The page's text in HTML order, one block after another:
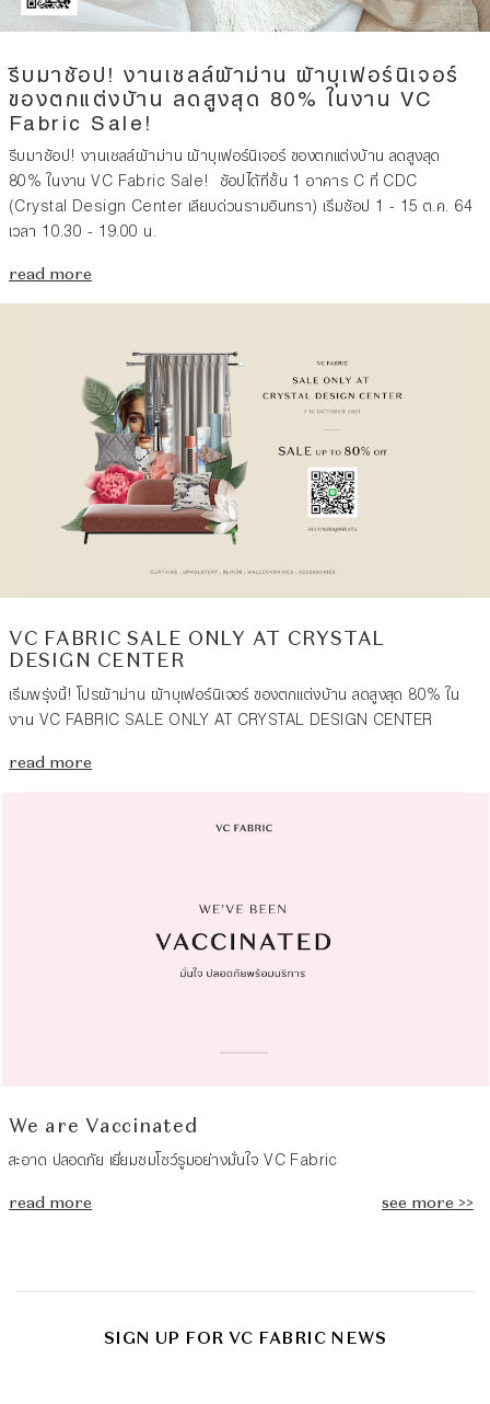
รีบมาช้อป! งานเซลล์ผ้าม่าน ผ้าบุเฟอร์นิเจอร์
ของตกแต่งบ้าน ลดสูงสุด 80% ในงาน VC
Fabric Sale!
รีบมาช้อป! งานเซลล์ผ้าม่าน ผ้าบุเฟอร์นิเจอร์ ของตกแต่งบ้าน ลดสูงสุด
80% ในงาน VC Fabric Sale! ช้อปได้ที่ชั้น 1 อาคาร C ที่ CDC
(Crystal Design Center เลียบด่วนรามอินทรา) เริ่มช้อป 1 - 15 ต.ค. 64
เวลา 10.30 - 19.00 น.
read more
VC FABRIC SALE ONLY AT CRYSTAL
DESIGN CENTER
เริ่มพรุ่งนี้! โปรผ้าม่าน ผ้าบุเฟอร์นิเจอร์ ของตกแต่งบ้าน ลดสูงสุด 80% ใน
งาน VC FABRIC SALE ONLY AT CRYSTAL DESIGN CENTER
read more
We are Vaccinated
สะอาด ปลอดภัย เยี่ยมชมโชว์รูมอย่างมั่นใจ VC Fabric
read more see more >>
SIGN UP FOR VC FABRIC NEWS